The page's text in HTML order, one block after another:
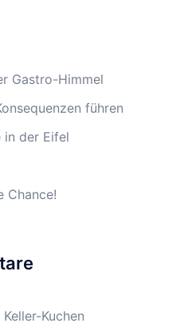
Gastro-Himmel
führen
in der Eifel
Chance!
Kuchen